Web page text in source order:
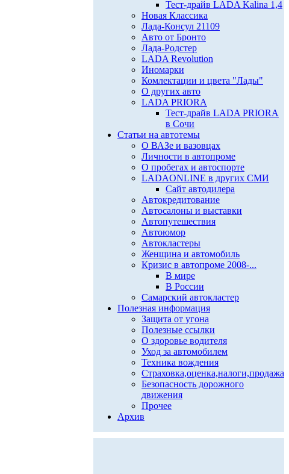
Тест-драйв LADA Kalina 1,4
Новая Классика
Лада-Консул 21109
Авто от Бронто
Лада-Родстер
LADA Revolution
Иномарки
Комлектации и цвета "Лады"
О других авто
LADA PRIORA
Тест-драйв LADA PRIORA
в Сочи
Статьи на автотемы
О ВАЗе и вазовцах
Личности в автопроме
О пробегах и автоспорте
LADAONLINE в других СМИ
Сайт автодилера
Автокредитование
Автосалоны и выставки
Автопутешествия
Автоюмор
Автокластеры
Женщина и автомобиль
Кризис в автопроме 2008-...
В мире
В России
Самарский автокластер
Полезная информация
Защита от угона
Полезные ссылки
О здоровье водителя
Уход за автомобилем
Техника вождения
Страховка,оценка,налоги,продажа
Безопасность дорожного
движения
Прочее
Архив